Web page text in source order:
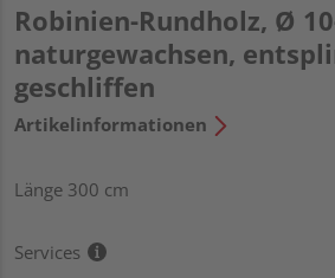
Robinien-Rundholz, Ø
naturgewachsen,
geschliffen
Artikelinformationen
Länge 300 cm
Services